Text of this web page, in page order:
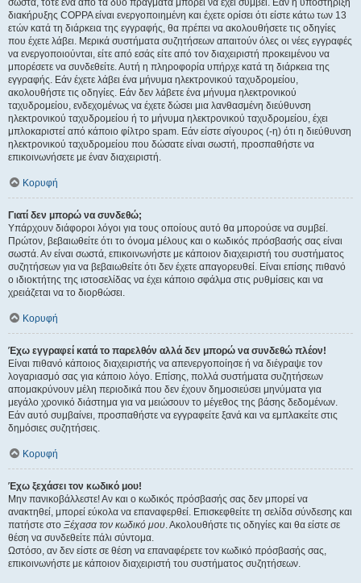
σωστά, τότε ένα από τα δύο πράγματα μπορεί να έχει συμβεί. Εάν η υποστήριξη
διακήρυξης COPPA είναι ενεργοποιημένη και έχετε ορίσει ότι είστε κάτω των 13
ετών κατά τη διάρκεια της εγγραφής, θα πρέπει να ακολουθήσετε τις οδηγίες
που έχετε λάβει. Μερικά συστήματα συζητήσεων απαιτούν όλες οι νέες εγγραφές
να ενεργοποιούνται, είτε από εσάς είτε από τον διαχειριστή προκειμένου να
μπορέσετε να συνδεθείτε. Αυτή η πληροφορία υπήρχε κατά τη διάρκεια της
εγγραφής. Εάν έχετε λάβει ένα μήνυμα ηλεκτρονικού ταχυδρομείου,
ακολουθήστε τις οδηγίες. Εάν δεν λάβετε ένα μήνυμα ηλεκτρονικού
ταχυδρομείου, ενδεχομένως να έχετε δώσει μια λανθασμένη διεύθυνση
ηλεκτρονικού ταχυδρομείου ή το μήνυμα ηλεκτρονικού ταχυδρομείου, έχει
μπλοκαριστεί από κάποιο φίλτρο spam. Εάν είστε σίγουρος (-η) ότι η διεύθυνση
ηλεκτρονικού ταχυδρομείου που δώσατε είναι σωστή, προσπαθήστε να
επικοινωνήσετε με έναν διαχειριστή.
Κορυφή
Γιατί δεν μπορώ να συνδεθώ;
Υπάρχουν διάφοροι λόγοι για τους οποίους αυτό θα μπορούσε να συμβεί.
Πρώτον, βεβαιωθείτε ότι το όνομα μέλους και ο κωδικός πρόσβασής σας είναι
σωστά. Αν είναι σωστά, επικοινωνήστε με κάποιον διαχειριστή του συστήματος
συζητήσεων για να βεβαιωθείτε ότι δεν έχετε απαγορευθεί. Είναι επίσης πιθανό
ο ιδιοκτήτης της ιστοσελίδας να έχει κάποιο σφάλμα στις ρυθμίσεις και να
χρειάζεται να το διορθώσει.
Κορυφή
Έχω εγγραφεί κατά το παρελθόν αλλά δεν μπορώ να συνδεθώ πλέον!
Είναι πιθανό κάποιος διαχειριστής να απενεργοποίησε ή να διέγραψε τον
λογαριασμό σας για κάποιο λόγο. Επίσης, πολλά συστήματα συζητήσεων
απομακρύνουν μέλη περιοδικά που δεν έχουν δημοσιεύσει μηνύματα για
μεγάλο χρονικό διάστημα για να μειώσουν το μέγεθος της βάσης δεδομένων.
Εάν αυτό συμβαίνει, προσπαθήστε να εγγραφείτε ξανά και να εμπλακείτε στις
δημόσιες συζητήσεις.
Κορυφή
Έχω ξεχάσει τον κωδικό μου!
Μην πανικοβάλλεστε! Αν και ο κωδικός πρόσβασής σας δεν μπορεί να
ανακτηθεί, μπορεί εύκολα να επαναφερθεί. Επισκεφθείτε τη σελίδα σύνδεσης και
πατήστε στο Ξέχασα τον κωδικό μου. Ακολουθήστε τις οδηγίες και θα είστε σε
θέση να συνδεθείτε πάλι σύντομα.
Ωστόσο, αν δεν είστε σε θέση να επαναφέρετε τον κωδικό πρόσβασής σας,
επικοινωνήστε με κάποιον διαχειριστή του συστήματος συζητήσεων.